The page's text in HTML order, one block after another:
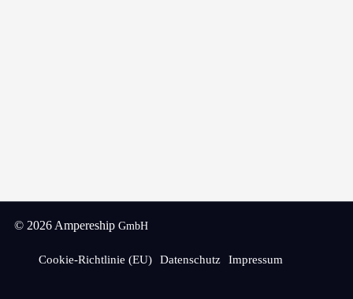
© 2026 Ampereship GmbH
Cookie-Richtlinie (EU) Datenschutz Impressum